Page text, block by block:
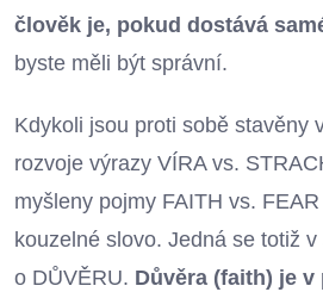
člověk je, pokud dostává
byste měli být správní.
Kdykoli jsou proti sobě stavěny
rozvoje výrazy VÍRA vs.
myšleny pojmy FAITH vs.
kouzelné slovo. Jedná se totiž
o DŮVĚRU. Důvěra (faith) je v